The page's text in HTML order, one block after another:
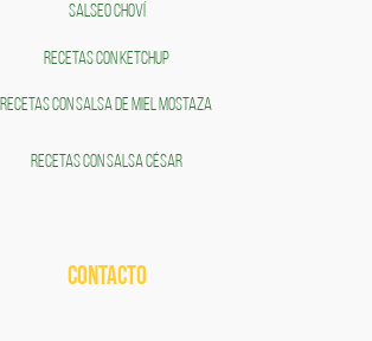
SALSEO CHOVÍ
RECETAS CON KETCHUP
RECETAS CON SALSA DE MIEL MOSTAZA
RECETAS CON SALSA CÉSAR
CONTACTO